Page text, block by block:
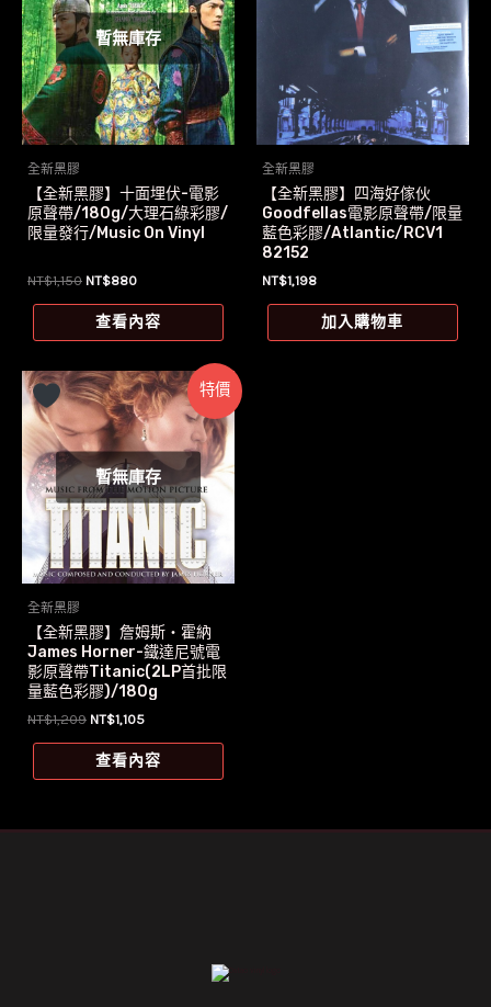
暫無庫存
全新黑膠
【全新黑膠】十面埋伏-電影
原聲帶/180g/大理石綠彩膠/
限量發行/Music On Vinyl
NT$1,150 原
價
格：
NT$880目
價
格：
查看內容
全新黑膠
【全新黑膠】四海好傢伙
Goodfellas電影原聲帶/限量
藍色彩膠/Atlantic/RCV1
82152
NT$1,198
加入購物車
特價
暫無庫存
全新黑膠
【全新黑膠】詹姆斯‧霍納
James Horner-鐵達尼號電
影原聲帶Titanic(2LP首批限
量藍色彩膠)/180g
NT$1,209 原
價
格：
NT$1,105目
價
格：
查看內容